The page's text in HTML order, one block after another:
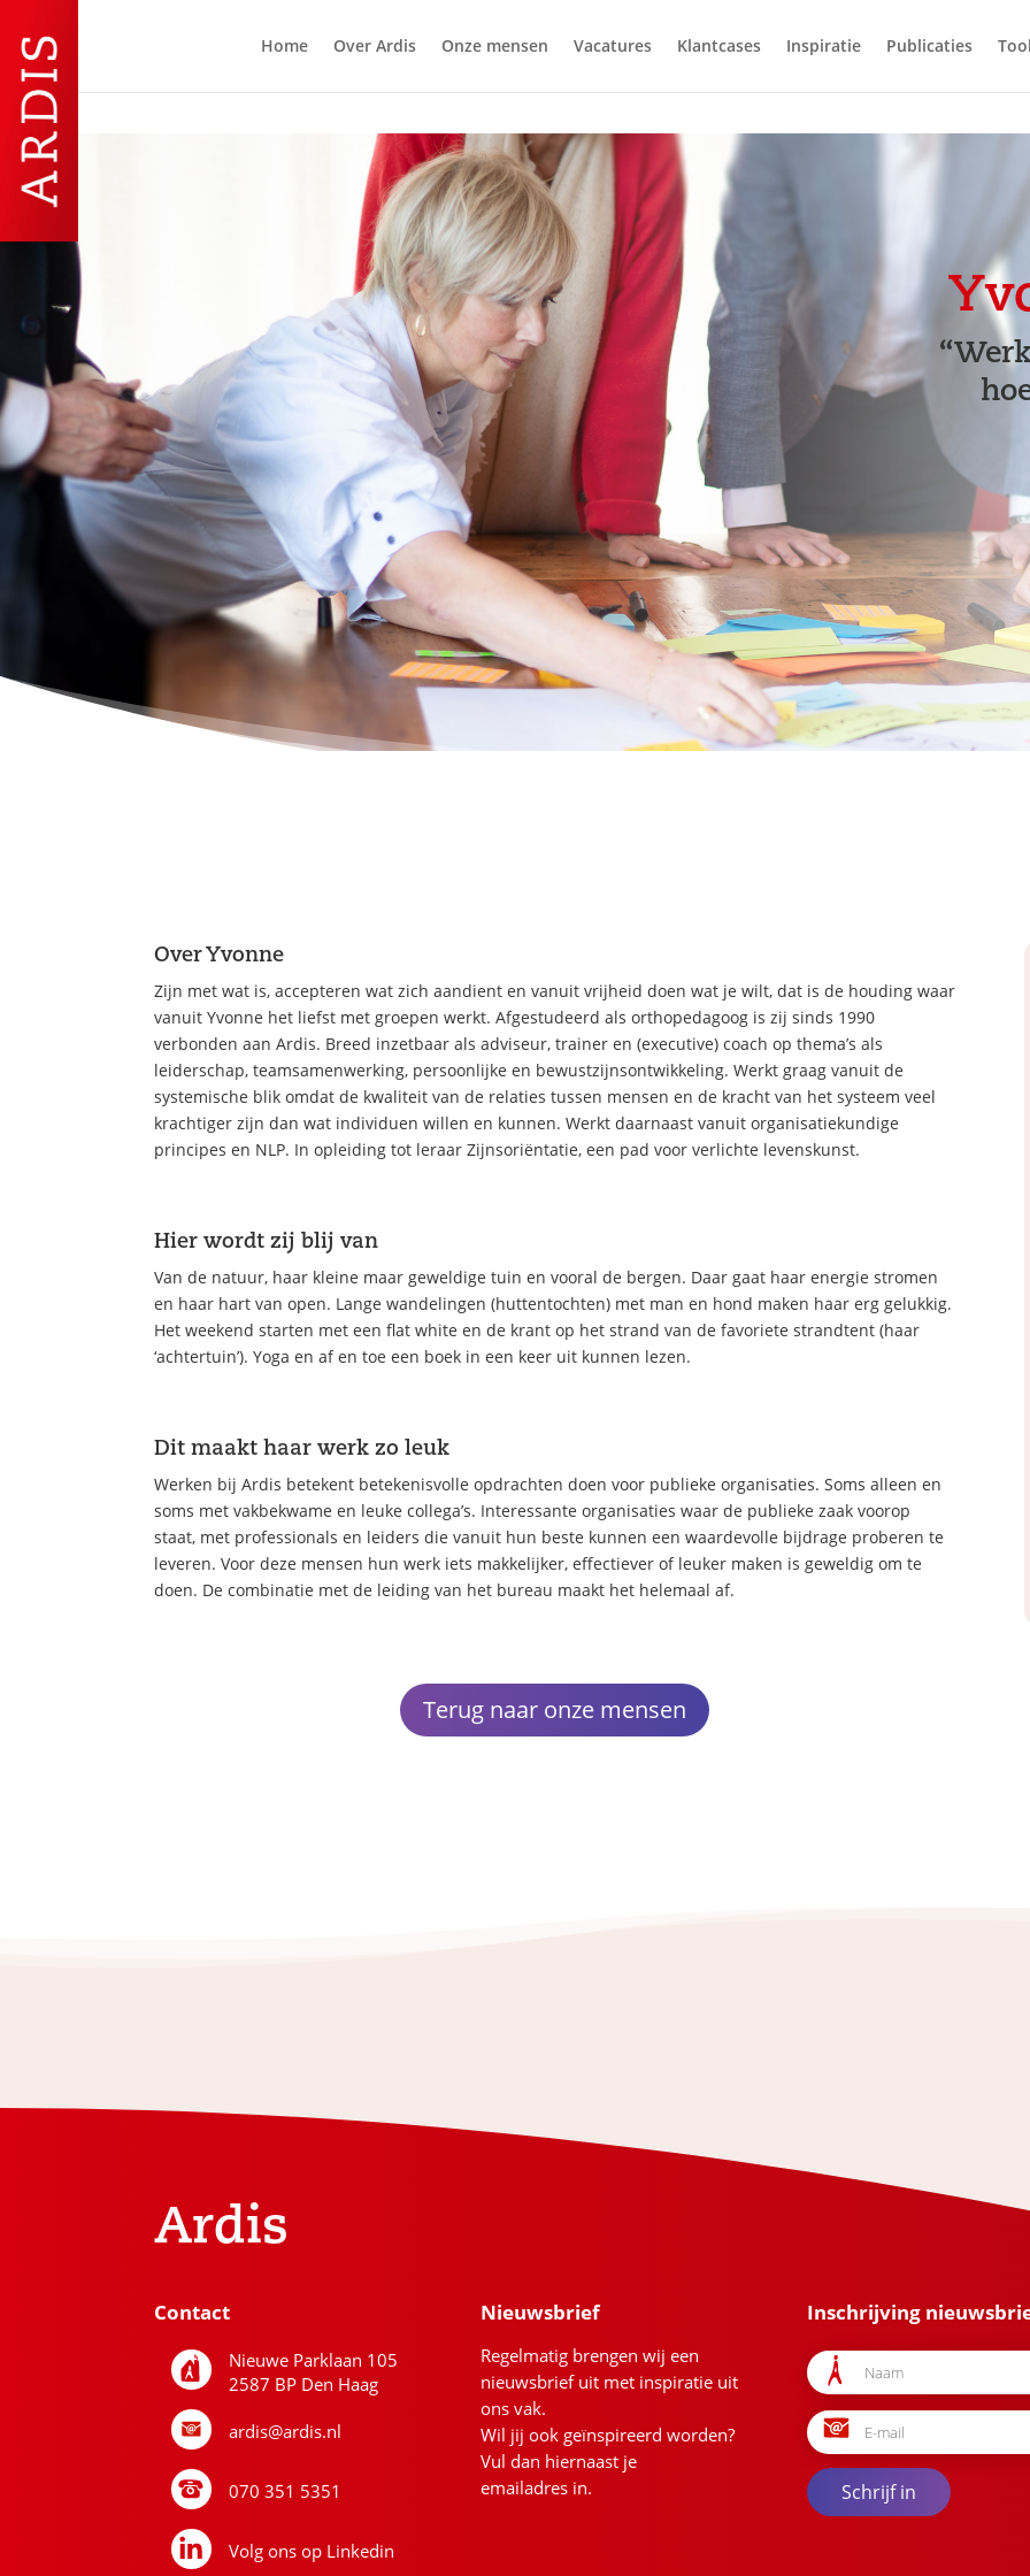
Home Over Ardis Onze mensen Vacatures Klantcases Inspiratie Publicaties
Over Yvonne
Zijn met wat is, accepteren wat zich aandient en vanuit vrijheid doen wat je wilt, dat is de houding waar
vanuit Yvonne het liefst met groepen werkt. Afgestudeerd als orthopedagoog is zij sinds 1990
verbonden aan Ardis. Breed inzetbaar als adviseur, trainer en (executive) coach op thema’s als
leiderschap, teamsamenwerking, persoonlijke en bewustzijnsontwikkeling. Werkt graag vanuit de
systemische blik omdat de kwaliteit van de relaties tussen mensen en de kracht van het systeem veel
krachtiger zijn dan wat individuen willen en kunnen. Werkt daarnaast vanuit organisatiekundige
principes en NLP. In opleiding tot leraar Zijnsoriëntatie, een pad voor verlichte levenskunst.
Hier wordt zij blij van
Van de natuur, haar kleine maar geweldige tuin en vooral de bergen. Daar gaat haar energie stromen
en haar hart van open. Lange wandelingen (huttentochten) met man en hond maken haar erg gelukkig.
Het weekend starten met een flat white en de krant op het strand van de favoriete strandtent (haar
‘achtertuin’). Yoga en af en toe een boek in een keer uit kunnen lezen.
Dit maakt haar werk zo leuk
Werken bij Ardis betekent betekenisvolle opdrachten doen voor publieke organisaties. Soms alleen en
soms met vakbekwame en leuke collega’s. Interessante organisaties waar de publieke zaak voorop
staat, met professionals en leiders die vanuit hun beste kunnen een waardevolle bijdrage proberen te
leveren. Voor deze mensen hun werk iets makkelijker, effectiever of leuker maken is geweldig om te
doen. De combinatie met de leiding van het bureau maakt het helemaal af.
Terug naar onze mensen
Ardis
Contact
Nieuwe Parklaan 105
2587 BP Den Haag
ardis@ardis.nl
070 351 5351
Volg ons op Linkedin
Nieuwsbrief
Regelmatig brengen wij een
nieuwsbrief uit met inspiratie uit
ons vak.
Wil jij ook geïnspireerd worden?
Vul dan hiernaast je
emailadres in.
Inschrijving
Schrijf in